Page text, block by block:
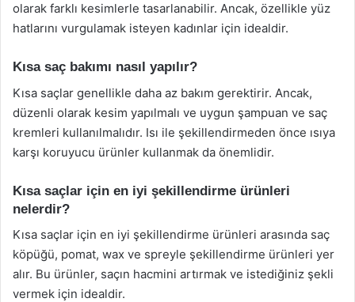
olarak farklı kesimlerle tasarlanabilir. Ancak, özellikle yüz
hatlarını vurgulamak isteyen kadınlar için idealdir.
Kısa saç bakımı nasıl yapılır?
Kısa saçlar genellikle daha az bakım gerektirir. Ancak,
düzenli olarak kesim yapılmalı ve uygun şampuan ve saç
kremleri kullanılmalıdır. Isı ile şekillendirmeden önce ısıya
karşı koruyucu ürünler kullanmak da önemlidir.
Kısa saçlar için en iyi şekillendirme ürünleri
nelerdir?
Kısa saçlar için en iyi şekillendirme ürünleri arasında saç
köpüğü, pomat, wax ve spreyle şekillendirme ürünleri yer
alır. Bu ürünler, saçın hacmini artırmak ve istediğiniz şekli
vermek için idealdir.